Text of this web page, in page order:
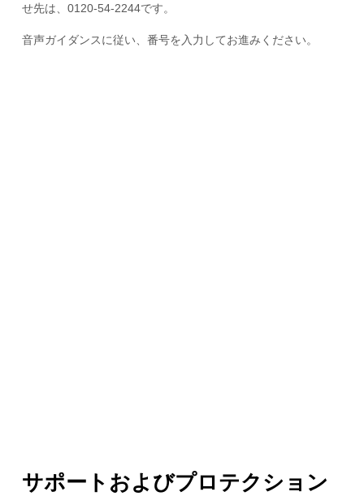
せ先は、0120-54-2244です。
音声ガイダンスに従い、番号を入力してお進みください。
サポートおよびプロテクション